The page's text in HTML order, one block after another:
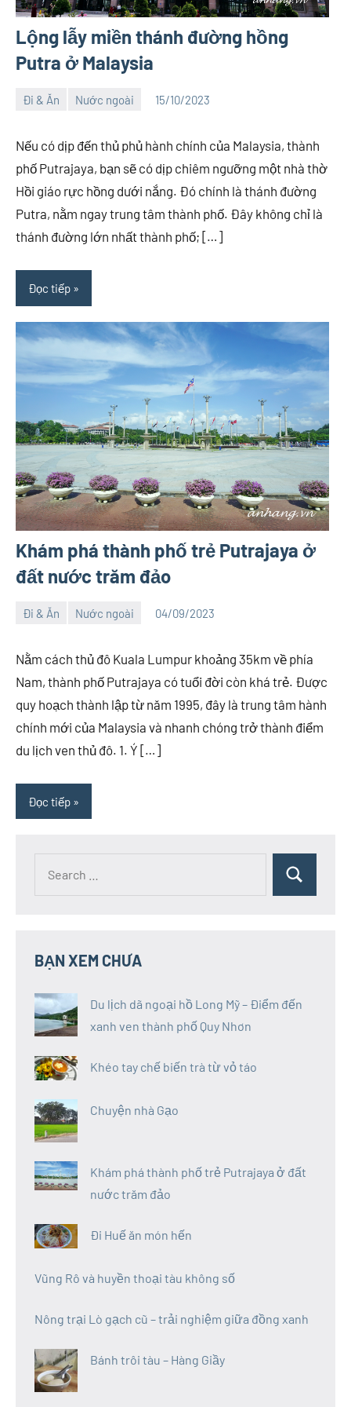
Lộng lẫy miền thánh đường hồng
Putra ở Malaysia
Đi & Ăn Nước ngoài 15/10/2023
Nếu có dịp đến thủ phủ hành chính của Malaysia, thành
phố Putrajaya, bạn sẽ có dịp chiêm ngưỡng một nhà thờ
Hồi giáo rực hồng dưới nắng. Đó chính là thánh đường
Putra, nằm ngay trung tâm thành phố. Đây không chỉ là
thánh đường lớn nhất thành phố; […]
Đọc tiếp
Khám phá thành phố trẻ Putrajaya ở
đất nước trăm đảo
Đi & Ăn Nước ngoài 04/09/2023
Nằm cách thủ đô Kuala Lumpur khoảng 35km về phía
Nam, thành phố Putrajaya có tuổi đời còn khá trẻ. Được
quy hoạch thành lập từ năm 1995, đây là trung tâm hành
chính mới của Malaysia và nhanh chóng trở thành điểm
du lịch ven thủ đô. 1. Ý […]
Đọc tiếp
Search
BẠN XEM CHƯA
Du lịch dã ngoại hồ Long Mỹ – Điểm đến
xanh ven thành phố Quy Nhơn
Khéo tay chế biến trà từ vỏ táo
Chuyện nhà Gạo
Khám phá thành phố trẻ Putrajaya ở đất
nước trăm đảo
Đi Huế ăn món hến
Vũng Rô và huyền thoại tàu không số
Nông trại Lò gạch cũ – trải nghiệm giữa đồng xanh
Bánh trôi tàu – Hàng Giầy